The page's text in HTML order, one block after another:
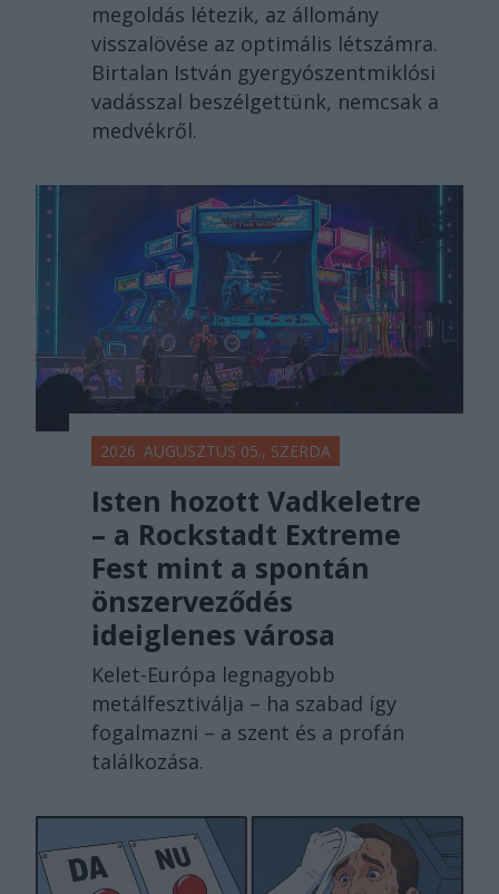
megoldás létezik, az állomány
visszalövése az optimális létszámra.
Birtalan István gyergyószentmiklósi
vadásszal beszélgettünk, nemcsak a
medvékről.
2026. AUGUSZTUS 05., SZERDA
Isten hozott Vadkeletre
– a Rockstadt Extreme
Fest mint a spontán
önszerveződés
ideiglenes városa
Kelet-Európa legnagyobb
metálfesztiválja – ha szabad így
fogalmazni – a szent és a profán
találkozása.